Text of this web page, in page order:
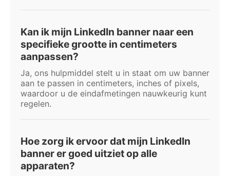
Kan ik mijn LinkedIn banner naar een
specifieke grootte in centimeters
aanpassen?
Ja, ons hulpmiddel stelt u in staat om uw banner
aan te passen in centimeters, inches of pixels,
waardoor u de eindafmetingen nauwkeurig kunt
regelen.
Hoe zorg ik ervoor dat mijn LinkedIn
banner er goed uitziet op alle
apparaten?